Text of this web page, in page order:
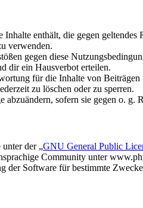
enthält, die gegen
verwenden.
gegen diese
dir ein Hausverbot erteilen.
für die Inhalte von
zu löschen oder zu sperren.
abzuändern, sofern sie gegen o.
der „GNU General Public
Community unter
der Software für bestimmte